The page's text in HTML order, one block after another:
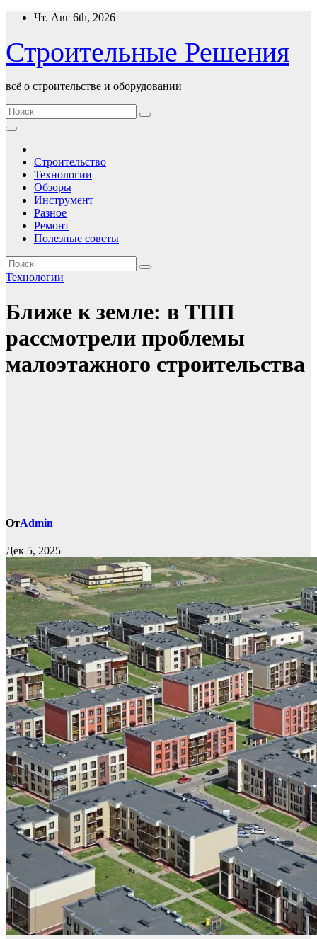
Перейти
содержимому
Чт. Авг 6th, 2026
Строительные Решения
всё о строительстве и оборудовании
Строительство
Технологии
Обзоры
Инструмент
Разное
Ремонт
Полезные советы
Технологии
Ближе к земле: в ТПП
рассмотрели проблемы
малоэтажного строительства
ОтAdmin
Дек 5, 2025